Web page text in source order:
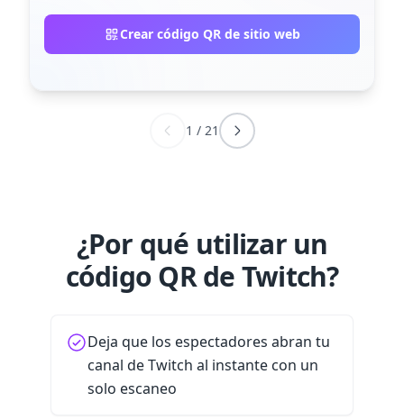
Crear código QR de sitio web
1 / 21
¿Por qué utilizar un
código QR de Twitch?
Deja que los espectadores abran tu
canal de Twitch al instante con un
solo escaneo